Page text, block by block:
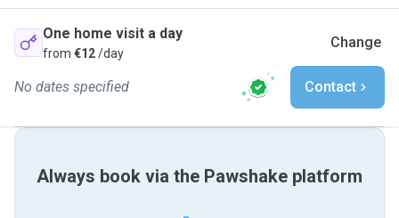
One home visit a day
from €12/day
Change
No dates specified Contact
Always book via the Pawshake platform